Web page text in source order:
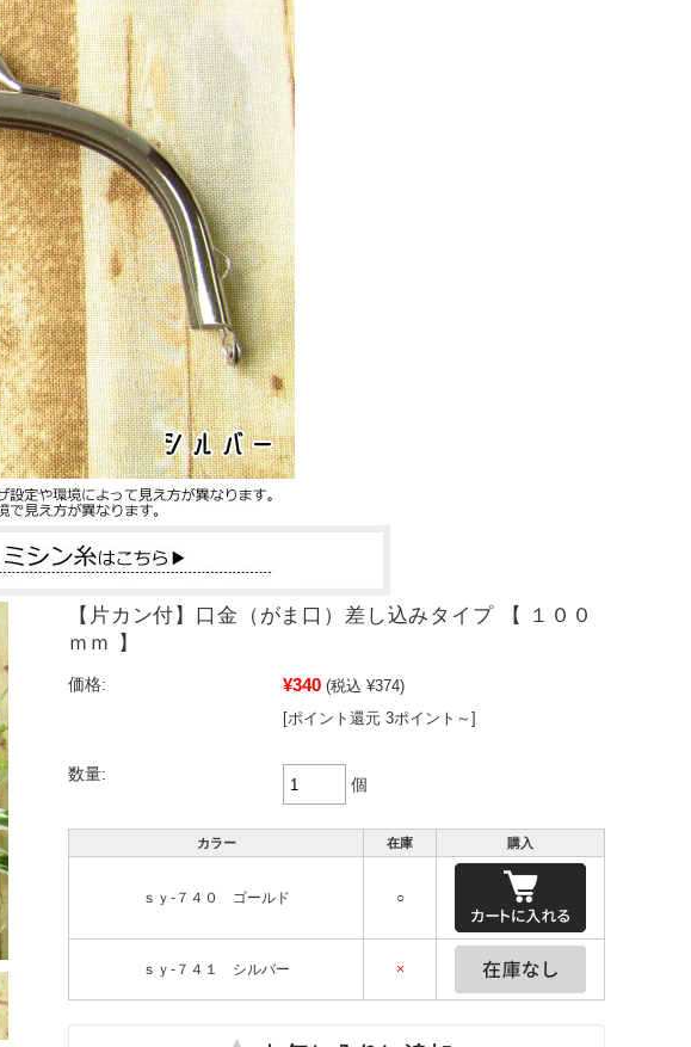
【片カン付】口金（がま口）差し込みタイプ 【 １００
ｍｍ 】
価格: ¥340 (税込 ¥374)
[ポイント還元 3ポイント～]
数量:
個
カラー 在庫 購入
ｓｙ-７４０ ゴールド ○
ｓｙ-７４１ シルバー ×